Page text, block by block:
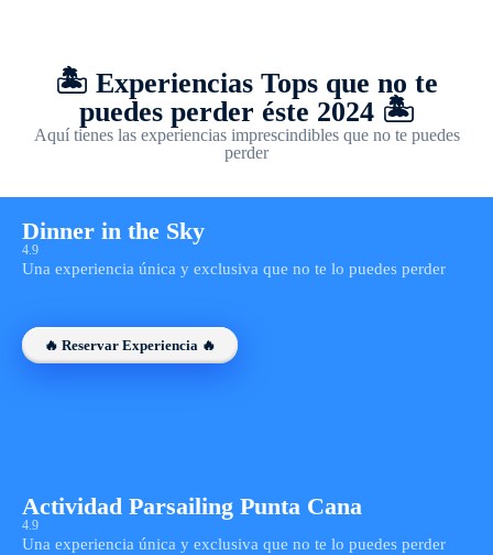
🏝️ Experiencias Tops que no te
puedes perder éste 2024 🏝️
Aquí tienes las experiencias imprescindibles que no te puedes
perder
Dinner in the Sky
4.9
Una experiencia única y exclusiva que no te lo puedes perder
🔥 Reservar Experiencia 🔥
Actividad Parsailing Punta Cana
4.9
Una experiencia única y exclusiva que no te lo puedes perder